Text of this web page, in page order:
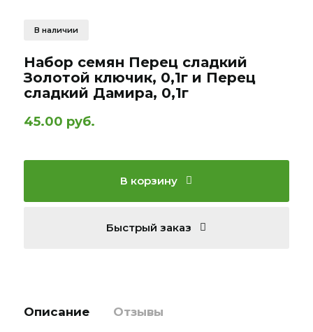
В наличии
Набор семян Перец сладкий
Золотой ключик, 0,1г и Перец
сладкий Дамира, 0,1г
45.00 руб.
В корзину
Быстрый заказ
Описание Отзывы